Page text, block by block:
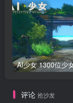
评论 抢沙发